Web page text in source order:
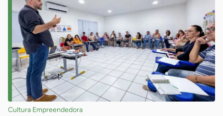
Cultura Empreendedora